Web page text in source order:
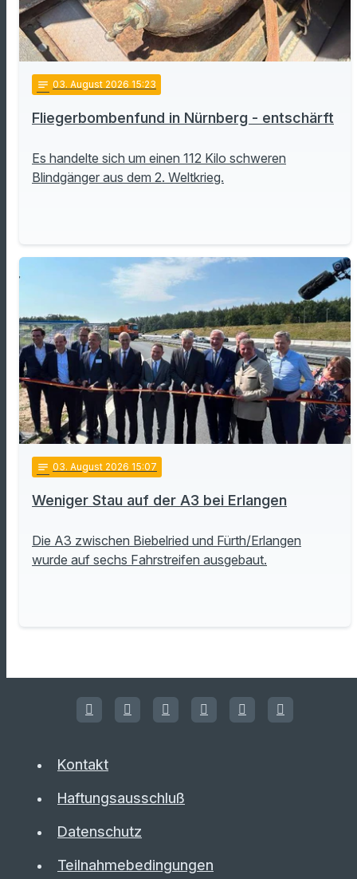
notes 03. August 2026 15:23
Fliegerbombenfund in Nürnberg - entschärft
Es handelte sich um einen 112 Kilo schweren
Blindgänger aus dem 2. Weltkrieg.
notes 03. August 2026 15:07
Weniger Stau auf der A3 bei Erlangen
Die A3 zwischen Biebelried und Fürth/Erlangen
wurde auf sechs Fahrstreifen ausgebaut.
Kontakt
Haftungsausschluß
Datenschutz
Teilnahmebedingungen